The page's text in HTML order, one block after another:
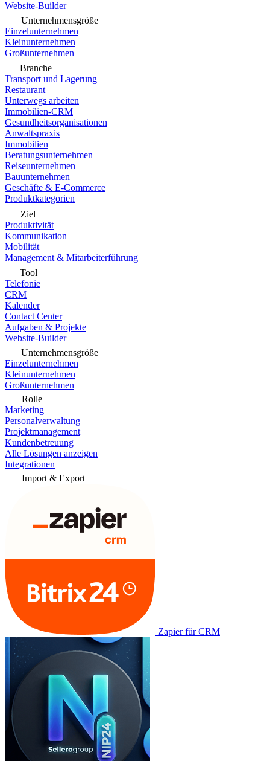
Website-Builder
Unternehmensgröße
Einzelunternehmen
Kleinunternehmen
Großunternehmen
Branche
Transport und Lagerung
Restaurant
Unterwegs arbeiten
Immobilien-CRM
Gesundheitsorganisationen
Anwaltspraxis
Immobilien
Beratungsunternehmen
Reiseunternehmen
Bauunternehmen
Geschäfte & E-Commerce
Produktkategorien
Ziel
Produktivität
Kommunikation
Mobilität
Management & Mitarbeiterführung
Tool
Telefonie
CRM
Kalender
Contact Center
Aufgaben & Projekte
Website-Builder
Unternehmensgröße
Einzelunternehmen
Kleinunternehmen
Großunternehmen
Rolle
Marketing
Personalverwaltung
Projektmanagement
Kundenbetreuung
Alle Lösungen anzeigen
Integrationen
Import & Export
Zapier für CRM